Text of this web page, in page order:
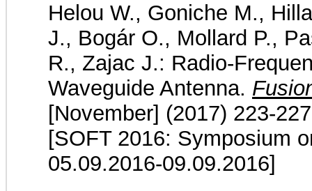
Helou W., Goniche M.,
J., Bogár O., Mollard P.,
R., Zajac J.: Radio-
Waveguide Antenna.
[November] (2017) 223-
[SOFT 2016: Symposium
05.09.2016-09.09.2016]